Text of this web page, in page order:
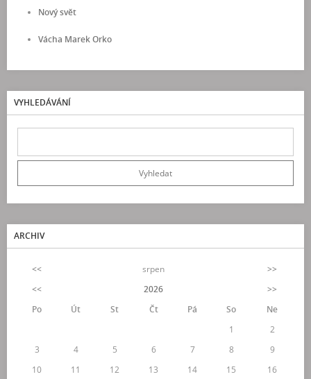
Nový svět
Vácha Marek Orko
VYHLEDÁVÁNÍ
ARCHIV
<< srpen
>>
<<
2026
>>
Po
Út St Čt Pá So
Ne
1
2
3
4 5 6 7 8
9
10
11 12 13 14 15 16